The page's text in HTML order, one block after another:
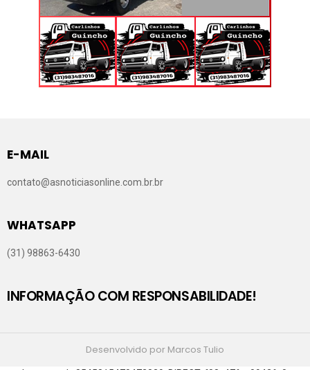
E-MAIL
contato@asnoticiasonline.com.br.br
WHATSAPP
(31) 98863-6430
INFORMAÇÃO COM RESPONSABILIDADE!
Desenvolvido por Marcos Tulio